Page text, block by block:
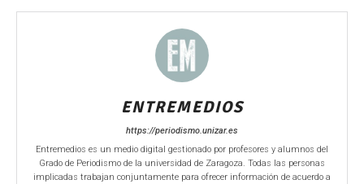
ENTREMEDIOS
https://periodismo.unizar.es
Entremedios es un medio digital gestionado por profesores y alumnos del
Grado de Periodismo de la universidad de Zaragoza. Todas las personas
implicadas trabajan conjuntamente para ofrecer información de acuerdo a